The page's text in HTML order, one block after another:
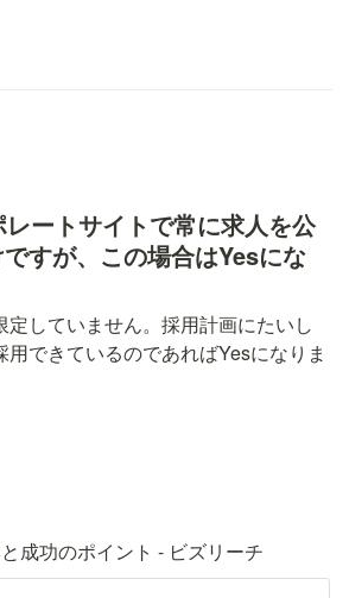
ートサイトで常に求人を公
すが、この場合はYesにな
定していません。採用計画にたいし
できているのであればYesになりま
成功のポイント - ビズリーチ